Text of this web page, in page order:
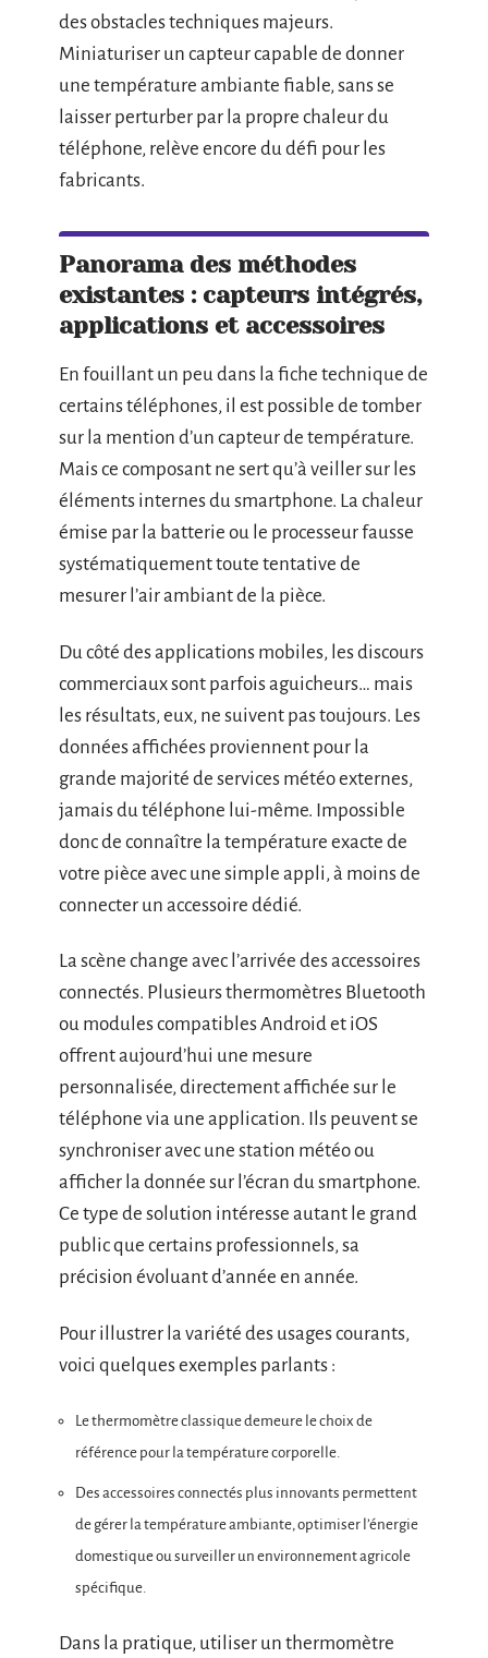
des obstacles techniques majeurs.
Miniaturiser un capteur capable de donner
une température ambiante fiable, sans se
laisser perturber par la propre chaleur du
téléphone, relève encore du défi pour les
fabricants.
Panorama des méthodes
existantes : capteurs intégrés,
applications et accessoires
En fouillant un peu dans la fiche technique de
certains téléphones, il est possible de tomber
sur la mention d’un capteur de température.
Mais ce composant ne sert qu’à veiller sur les
éléments internes du smartphone. La chaleur
émise par la batterie ou le processeur fausse
systématiquement toute tentative de
mesurer l’air ambiant de la pièce.
Du côté des applications mobiles, les discours
commerciaux sont parfois aguicheurs… mais
les résultats, eux, ne suivent pas toujours. Les
données affichées proviennent pour la
grande majorité de services météo externes,
jamais du téléphone lui-même. Impossible
donc de connaître la température exacte de
votre pièce avec une simple appli, à moins de
connecter un accessoire dédié.
La scène change avec l’arrivée des accessoires
connectés. Plusieurs thermomètres Bluetooth
ou modules compatibles Android et iOS
offrent aujourd’hui une mesure
personnalisée, directement affichée sur le
téléphone via une application. Ils peuvent se
synchroniser avec une station météo ou
afficher la donnée sur l’écran du smartphone.
Ce type de solution intéresse autant le grand
public que certains professionnels, sa
précision évoluant d’année en année.
Pour illustrer la variété des usages courants,
voici quelques exemples parlants :
Le thermomètre classique demeure le choix de
référence pour la température corporelle.
Des accessoires connectés plus innovants permettent
de gérer la température ambiante, optimiser l’énergie
domestique ou surveiller un environnement agricole
spécifique.
Dans la pratique, utiliser un thermomètre